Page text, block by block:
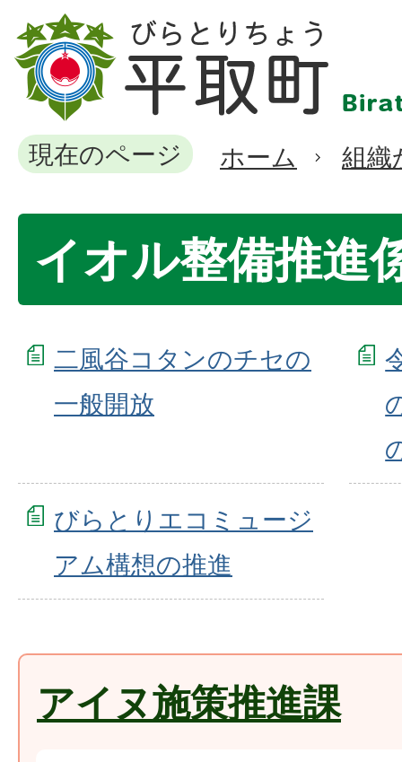
現在のページ ホーム 組織
イオル整備推進
二風谷コタンのチセの
一般開放
びらとりエコミュージ
アム構想の推進
アイヌ施策推進課